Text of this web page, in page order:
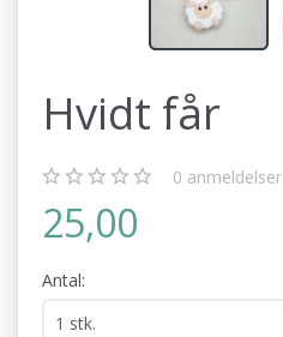
Hvidt får
0 anmeldelser
25,00
Antal: